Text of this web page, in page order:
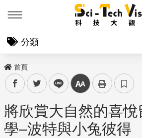
分類
首頁
facebooktwitter line 中
將欣賞大自然的喜
學–波特與小兔彼得